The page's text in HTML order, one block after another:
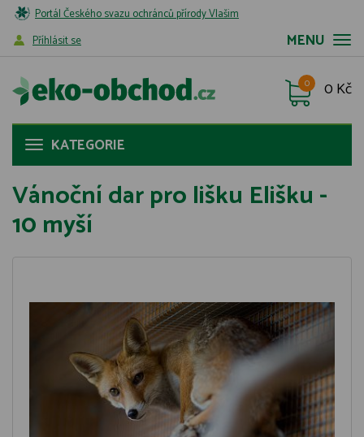
Portál Českého svazu ochránců přírody Vlašim
MENU
Příhlásit se
0 Kč
0
KATEGORIE
Vánoční dar pro lišku Elišku -
10 myší